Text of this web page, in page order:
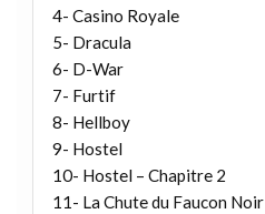
4- Casino Royale
5- Dracula
6- D-War
7- Furtif
8- Hellboy
9- Hostel
10- Hostel – Chapitre 2
11- La Chute du Faucon Noir